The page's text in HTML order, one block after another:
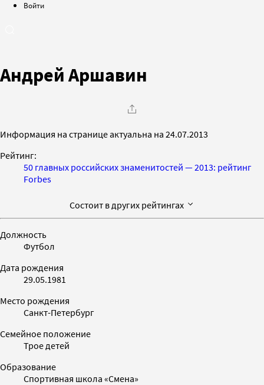
Войти
Андрей Аршавин
Информация на странице актуальна на 24.07.2013
Рейтинг:
50 главных российских знаменитостей — 2013: рейтинг
Forbes
Состоит в других рейтингах
Должность
Футбол
Дата рождения
29.05.1981
Место рождения
Санкт-Петербург
Семейное положение
Трое детей
Образование
Спортивная школа «Смена»